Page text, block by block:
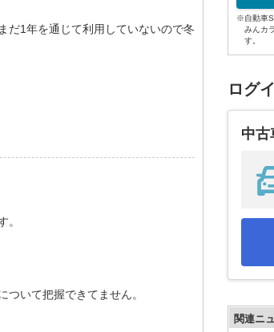
だ1年を通じて利用していないので冬
。
いて把握できてません。
※自動車
みんカ
す。
ログ
中古
関連ニ